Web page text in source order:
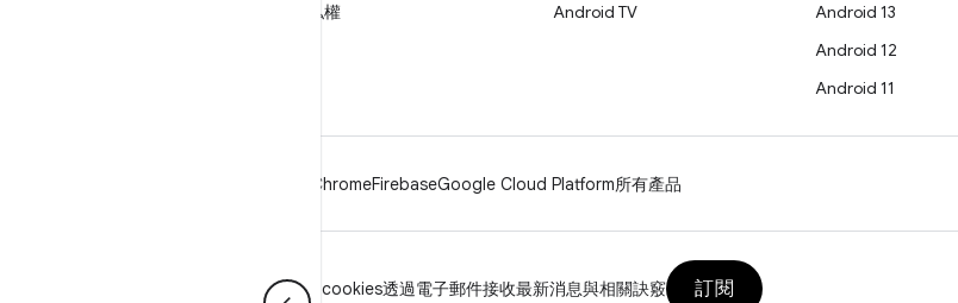
隱私權
Android TV
Android 13
Android 12
Android 11
ChromeFirebaseGoogle Cloud Platform所有產品
Manage cookies透過電子郵件接收最新消息與相關訣竅 訂閱